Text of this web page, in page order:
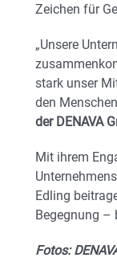
Zeichen für
„Unsere
stark unser
den
der DENAVA
Mit ihrem
Edling
Begegnung –
Fotos: